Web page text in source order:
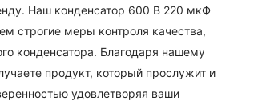
Наш конденсатор 600 В 220 мкФ
строгие меры контроля качества,
конденсатора. Благодаря нашему
продукт, который прослужит и
удовлетворяя ваши